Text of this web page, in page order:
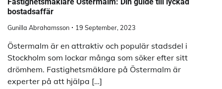
bostadsaffär
Gunilla Abrahamsson 19 September, 2023
Östermalm är en attraktiv och populär stadsdel i
Stockholm som lockar många som söker efter sitt
drömhem. Fastighetsmäklare på Östermalm är
experter på att hjälpa […]